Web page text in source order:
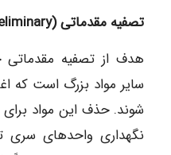
تصفیه مقدماتی (preliminary)
هدف از تصفیه
سایر مواد بزرگ است که
شوند. حذف این مواد برای
نگهداری واحدهای